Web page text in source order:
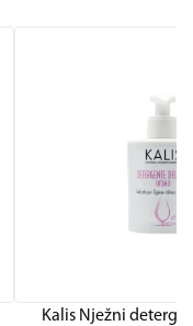
Kalis Nježni